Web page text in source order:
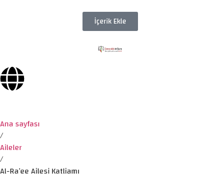
İçerik Ekle
Ana sayfası
/
Aileler
/
Al-Ra’ee Ailesi Katliamı